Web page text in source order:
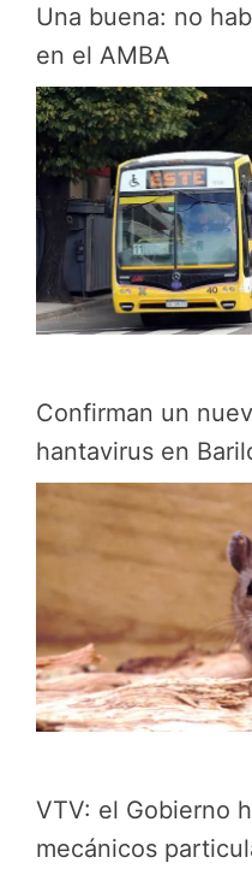
Una buena: no
en el AMBA
Confirman un
hantavirus en
VTV: el Gobierno
mecánicos